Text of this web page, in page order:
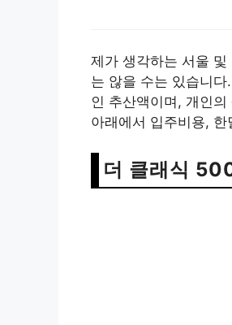
제가 생각하는 서울
는 않을 수는 있습니
인 추산액이며, 개인
아래에서 입주비용,
더 클래식